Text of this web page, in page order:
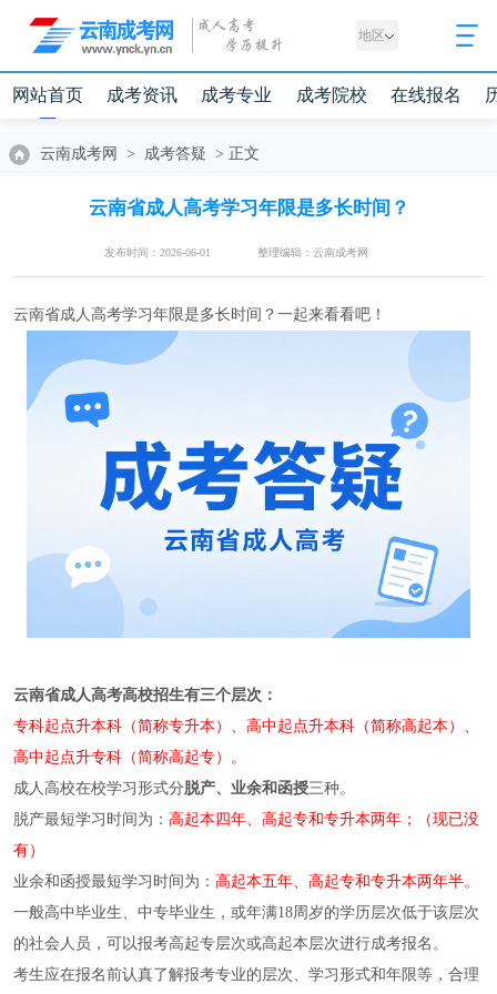
地区
网站首页 成考资讯 成考专业 成考院校 在线报名
云南成考网 > 成考答疑 > 正文
云南省成人高考学习年限是多长时间？
发布时间：2026-06-01 整理编辑：云南成考网
云南省成人高考学习年限是多长时间？一起来看看吧！
云南省成人高考高校招生有三个层次：
专科起点升本科（简称专升本）、高中起点升本科（简称高起本）、
高中起点升专科（简称高起专）。
成人高校在校学习形式分脱产、业余和函授三种。
脱产最短学习时间为： 高起本四年、高起专和专升本两年；（现已没
有）
业余和函授最短学习时间为： 高起本五年、高起专和专升本两年半。
一般高中毕业生、中专毕业生，或年满18周岁的学历层次低于该层次
的社会人员，可以报考高起专层次或高起本层次进行成考报名。
考生应在报名前认真了解报考专业的层次、学习形式和年限等，合理